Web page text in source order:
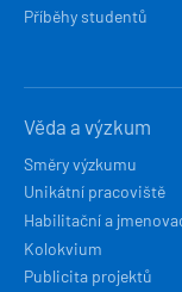
Příběhy studentů
Věda a výzkum
Směry výzkumu
Unikátní pracoviště
Habilitační a
Kolokvium
Publicita projektů